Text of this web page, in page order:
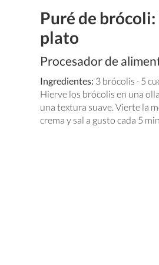
Puré de
plato
Procesador de
Ingredientes: 3 brócolis · 5
Hierve los brócolis en una
una textura suave. Vierte la
crema y sal a gusto cada 5